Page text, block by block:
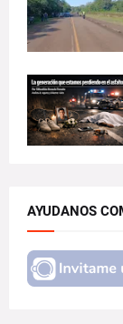
AYUDANOS